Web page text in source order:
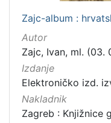
Zajc-album :
Autor
Zajc, Ivan, ml. (03.
Izdanje
Elektroničko izd.
Nakladnik
Zagreb : Knjižnice